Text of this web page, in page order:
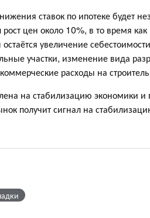
ставок по ипотеке будет
цен около 10%, в то время
увеличение
участки, изменение вида
расходы на
на стабилизацию экономики и
получит сигнал на